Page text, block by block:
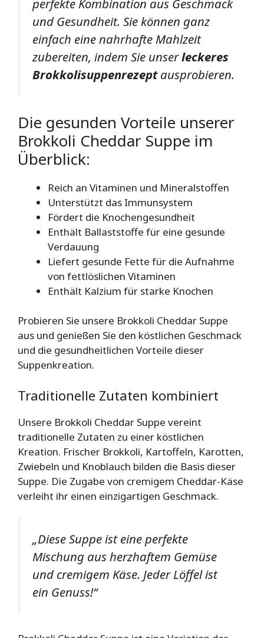
perfekte Kombination aus Geschmack
und Gesundheit. Sie können ganz
einfach eine nahrhafte Mahlzeit
zubereiten, indem Sie unserleckeres
Brokkolisuppenrezeptausprobieren.
Die gesunden Vorteile unserer
Brokkoli Cheddar Suppe im
Überblick:
Reich an Vitaminen und Mineralstoffen
Unterstützt das Immunsystem
Fördert die Knochengesundheit
Enthält Ballaststoffe für eine gesunde
Verdauung
Liefert gesunde Fette für die Aufnahme
von fettlöslichen Vitaminen
Enthält Kalzium für starke Knochen
Probieren Sie unsere Brokkoli Cheddar Suppe
aus und genießen Sie den köstlichen Geschmack
und die gesundheitlichen Vorteile dieser
Suppenkreation.
Traditionelle Zutaten kombiniert
Unsere Brokkoli Cheddar Suppe vereint
traditionelle Zutaten zu einer köstlichen
Kreation. Frischer Brokkoli, Kartoffeln, Karotten,
Zwiebeln und Knoblauch bilden die Basis dieser
Suppe. Die Zugabe von cremigem Cheddar-Käse
verleiht ihr einen einzigartigen Geschmack.
„Diese Suppe ist eine perfekte
Mischung aus herzhaftem Gemüse
und cremigem Käse. Jeder Löffel ist
ein Genuss!“